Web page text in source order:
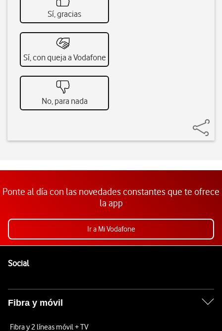
Sí, gracias
Sí, con queja a Vodafone
No, para nada
Ponte al día con las novedades constantes que te ofrece
la app
Ir a Mi Vodafone
SocialEnlaces a las redes sociales de Vodafone
Fibra y móvil
Fibra y 2 líneas móvil + TV